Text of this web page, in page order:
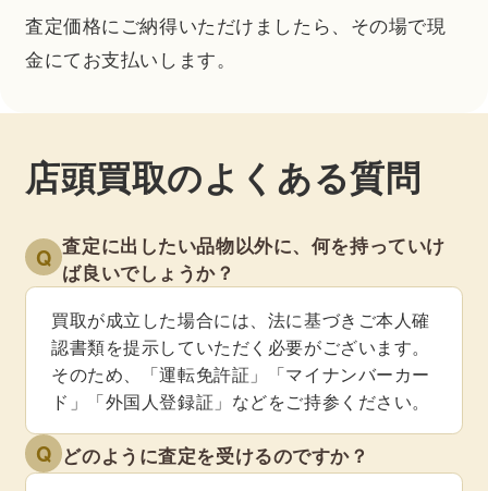
査定価格にご納得いただけましたら、その場で現
金にてお支払いします。
店頭買取のよくある質問
Q 査定に出したい品物以外に、何を持っていけ
ば良いでしょうか？
買取が成立した場合には、法に基づきご本人確
認書類を提示していただく必要がございます。
そのため、「運転免許証」「マイナンバーカー
ド」「外国人登録証」などをご持参ください。
Q どのように査定を受けるのですか？